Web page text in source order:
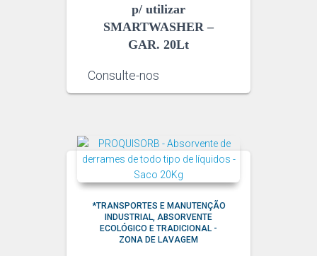
p/ utilizar
SMARTWASHER –
GAR. 20Lt
Consulte-nos
*TRANSPORTES E MANUTENÇÃO
INDUSTRIAL ABSORVENTE
ECOLÓGICO E TRADICIONAL -
ZONA DE LAVAGEM